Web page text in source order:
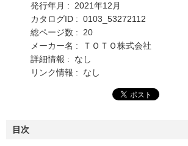
発行年月 : 2021年12月
カタログID : 0103_53272112
総ページ数 : 20
メーカー名 : ＴＯＴＯ株式会社
詳細情報 : なし
リンク情報 : なし
目次